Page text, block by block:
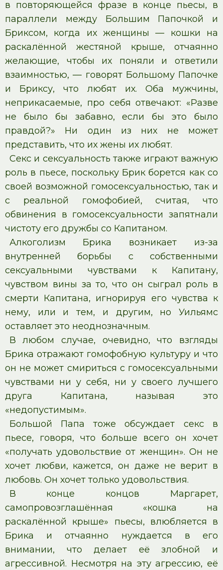
в повторяющейся фразе в конце пьесы, в
параллели между Большим Папочкой и
Бриксом, когда их женщины — кошки на
раскалённой жестяной крыше, отчаянно
желающие, чтобы их поняли и ответили
взаимностью, — говорят Большому Папочке
и Бриксу, что любят их. Оба мужчины,
неприкасаемые, про себя отвечают: «Разве
не было бы забавно, если бы это было
правдой?» Ни один из них не может
представить, что их жены их любят.
Секс и сексуальность также играют важную
роль в пьесе, поскольку Брик борется как со
своей возможной гомосексуальностью, так и
с реальной гомофобией, считая, что
обвинения в гомосексуальности запятнали
чистоту его дружбы со Капитаном.
Алкоголизм Брика возникает из-за
внутренней борьбы с собственными
сексуальными чувствами к Капитану,
чувством вины за то, что он сыграл роль в
смерти Капитана, игнорируя его чувства к
нему, или и тем, и другим, но Уильямс
оставляет это неоднозначным.
В любом случае, очевидно, что взгляды
Брика отражают гомофобную культуру и что
он не может смириться с гомосексуальными
чувствами ни у себя, ни у своего лучшего
друга Капитана, называя это
«недопустимым».
Большой Папа тоже обсуждает секс в
пьесе, говоря, что больше всего он хочет
«получать удовольствие от женщин». Он не
хочет любви, кажется, он даже не верит в
любовь. Он хочет только удовольствия.
В конце концов Маргарет,
самопровозглашённая «кошка на
раскалённой крыше» пьесы, влюбляется в
Брика и отчаянно нуждается в его
внимании, что делает её злобной и
агрессивной. Несмотря на эту агрессию, её